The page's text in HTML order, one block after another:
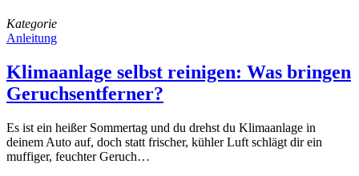
Kategorie
Anleitung
Klimaanlage selbst reinigen: Was bringen
Geruchsentferner?
Es ist ein heißer Sommertag und du drehst du Klimaanlage in
deinem Auto auf, doch statt frischer, kühler Luft schlägt dir ein
muffiger, feuchter Geruch…